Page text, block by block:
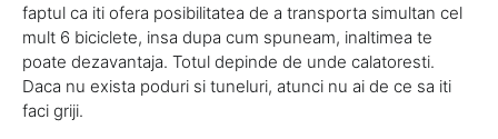
faptul ca iti ofera posibilitatea de a transporta simultan cel
mult 6 biciclete, insa dupa cum spuneam, inaltimea te
poate dezavantaja. Totul depinde de unde calatoresti.
Daca nu exista poduri si tuneluri, atunci nu ai de ce sa iti
faci griji.